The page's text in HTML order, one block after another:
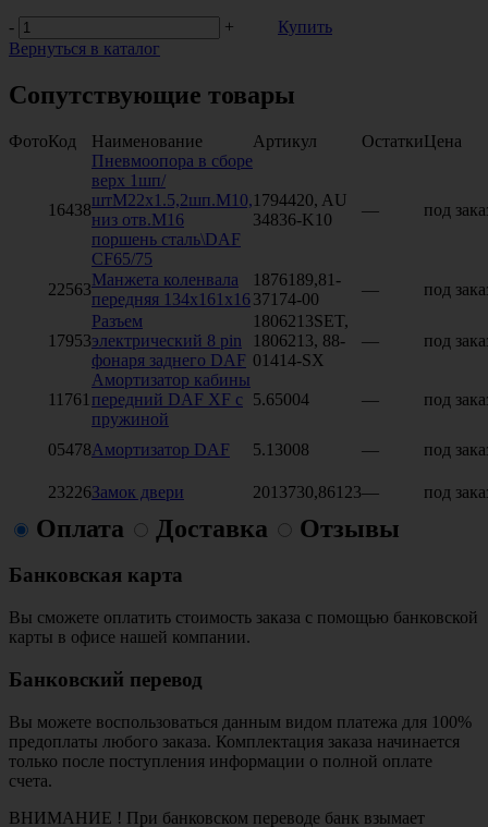
-
+
Купить
Вернуться в каталог
Сопутствующие товары
ФотоКод Наименование Артикул ОстаткиЦена
16438
Пневмоопора в сборе
верх 1шп/
штM22x1.5,2шп.M10,
низ отв.M16
поршень сталь\DAF
CF65/75
1794420, AU
34836-K10
— под
22563
Манжета коленвала
передняя 134х161х16
1876189,81-
37174-00
— под
17953
Разъем
электрический 8 pin
фонаря заднего DAF
1806213SET,
1806213, 88-
01414-SX
— под
11761
Амортизатор кабины
передний DAF XF с
пружиной
5.65004 — под
05478Амортизатор DAF 5.13008 — под
23226Замок двери 2013730,86123— под
Оплата Доставка Отзывы
Банковская карта
Вы сможете оплатить стоимость заказа с помощью банковской
карты в офисе нашей компании.
Банковский перевод
Вы можете воспользоваться данным видом платежа для 100%
предоплаты любого заказа. Комплектация заказа начинается
только после поступления информации о полной оплате
счета.
ВНИМАНИЕ ! При банковском переводе банк взымает